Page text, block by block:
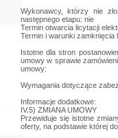
Wykonawcy, którzy nie
następnego etapu: nie
Termin otwarcia licytacji
Termin i warunki zamknięcia
Istotne dla stron
umowy w sprawie
umowy:
Wymagania dotyczące
Informacje dodatkowe:
IV.5) ZMIANA UMOWY
Przewiduje się istotne
oferty, na podstawie której